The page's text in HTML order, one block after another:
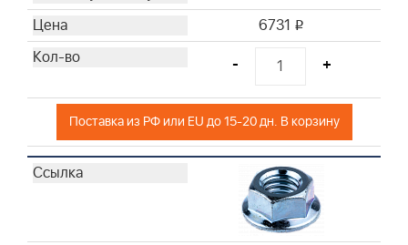
6731 i
- +
Поставка из РФ или EU до 15-20 дн. В корзину